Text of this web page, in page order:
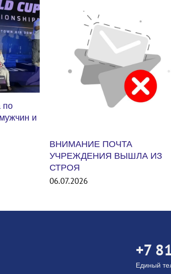
Международный турнир
States Smash 2026. США
+7